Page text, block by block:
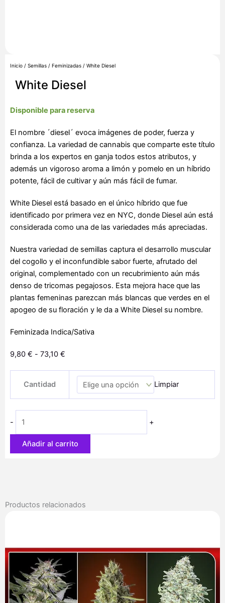
Inicio / Semillas / Feminizadas / White Diesel
White Diesel
Disponible para reserva
El nombre ´diesel´ evoca imágenes de poder, fuerza y
confianza. La variedad de cannabis que comparte este título
brinda a los expertos en ganja todos estos atributos, y
además un vigoroso aroma a limón y pomelo en un híbrido
potente, fácil de cultivar y aún más fácil de fumar.
White Diesel está basado en el único híbrido que fue
identificado por primera vez en NYC, donde Diesel aún está
considerada como una de las variedades más apreciadas.
Nuestra variedad de semillas captura el desarrollo muscular
del cogollo y el inconfundible sabor fuerte, afrutado del
original, complementado con un recubrimiento aún más
denso de tricomas pegajosos. Esta mejora hace que las
plantas femeninas parezcan más blancas que verdes en el
apogeo de su floración y le da a White Diesel su nombre.
Feminizada Indica/Sativa
9,80 € - 73,10 €
precios:
desde
9,80 €
Cantidad Limpiar
-
Diesel
cantidad
+
Añadir al carrito
Productos relacionados